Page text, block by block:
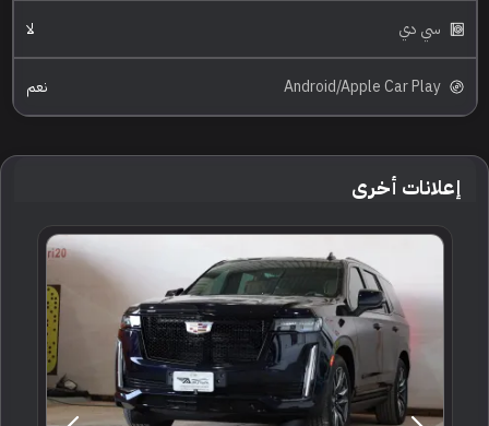
سي دي لا
Android/Apple Car Play نعم
إعلانات أخرى